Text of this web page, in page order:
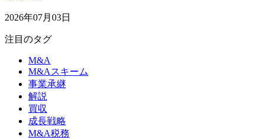
2026年07月03日
注目のタグ
M&A
M&Aスキーム
事業承継
解説
買収
成長戦略
M&A税務